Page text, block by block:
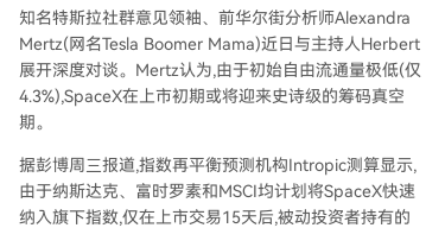
票。合并若成行，预计将促使两家公司股价同步变
动，并有望在2027年上半年完成交易。
知名特斯拉社群意见领袖、前华尔街分析师Alexandra
Mertz(网名Tesla Boomer Mama)近日与主持人Herbert
展开深度对谈。Mertz认为,由于初始自由流通量极低(仅
4.3%),SpaceX在上市初期或将迎来史诗级的筹码真空
期。
据彭博周三报道,指数再平衡预测机构Intropic测算显示,
由于纳斯达克、富时罗素和MSCI均计划将SpaceX快速
纳入旗下指数,仅在上市交易15天后,被动投资者持有的